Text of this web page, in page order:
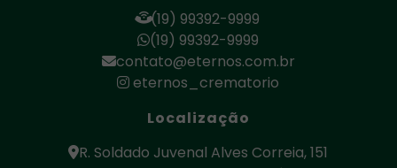
Valor
de Pet
Mortais
Cremação
de Seres
Humanos
Cremação
Humana
Cremação
para
Gato
Empresa
Cremação
Animais
Crematório
(19) 99392-9999
(19) 99392-9999
contato@eternos.com.br
eternos_crematorio
Localização
R. Soldado Juvenal Alves Correia, 151